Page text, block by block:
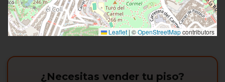
Leaflet | ©OpenStreetMapcontributors
¿Necesitas vender tu piso?